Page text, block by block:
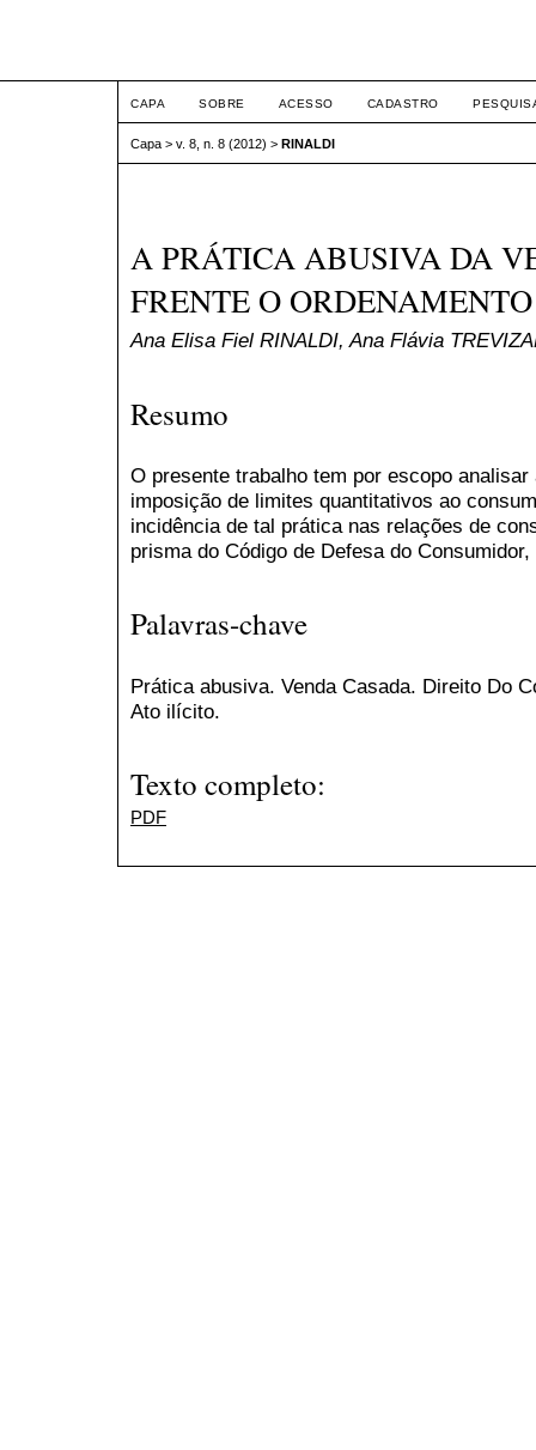
CAPA SOBRE ACESSO CADASTRO
Capa > v. 8, n. 8 (2012) > RINALDI
A PRÁTICA ABUSIVA DA
FRENTE O
Ana Elisa Fiel RINALDI, Ana Flávia
Resumo
O presente trabalho tem por escopo
imposição de limites quantitativos ao
incidência de tal prática nas relações de
prisma do Código de Defesa do
Palavras-chave
Prática abusiva. Venda Casada. Direito Do
Ato ilícito.
Texto completo:
PDF